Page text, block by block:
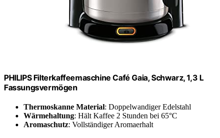
PHILIPS Filterkaffeemaschine Café Gaia, Schwarz, 1,3 L
Fassungsvermögen
Thermoskanne Material: Doppelwandiger Edelstahl
Wärmehaltung: Hält Kaffee 2 Stunden bei 65°C
Aromaschutz: Vollständiger Aromaerhalt